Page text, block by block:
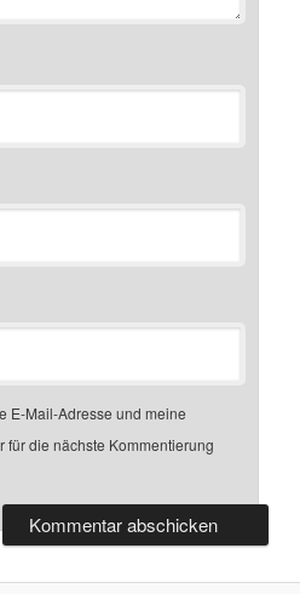
E-Mail-Adresse und meine
für die nächste Kommentierung